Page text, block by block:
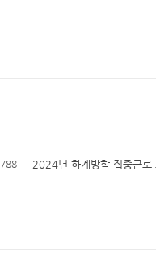
788 2024년 하계방학 집중근